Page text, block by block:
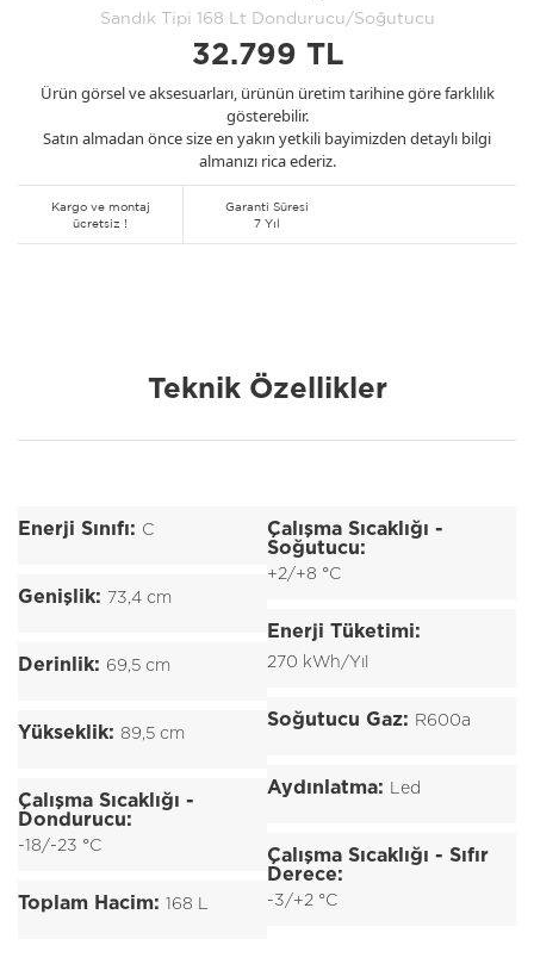
Sandık Tipi 168 Lt Dondurucu/Soğutucu
32.799 TL
Ürün görsel ve aksesuarları, ürünün üretim tarihine göre farklılık
gösterebilir.
Satın almadan önce size en yakın yetkili bayimizden detaylı bilgi
almanızı rica ederiz.
Kargo ve montaj
ücretsiz !
Garanti Süresi
7 Yıl
Teknik Özellikler
Enerji Sınıfı: C
Genişlik: 73,4 cm
Derinlik: 69,5 cm
Yükseklik: 89,5 cm
Çalışma Sıcaklığı -
Dondurucu:
-18/-23 °C
Toplam Hacim: 168 L
Çalışma Sıcaklığı -
Soğutucu:
+2/+8 °C
Enerji Tüketimi:
270 kWh/Yıl
Soğutucu Gaz: R600a
Aydınlatma: Led
Çalışma Sıcaklığı - Sıfır
Derece:
-3/+2 °C